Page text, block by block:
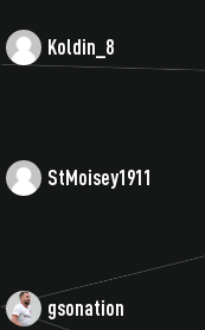
Koldin_8
StMoisey1911
gsonation